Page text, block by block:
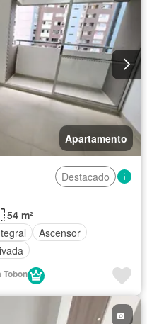
Apartamento
Destacado
54 m²
Ascensor
Tobon